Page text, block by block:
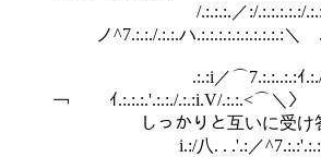
/.:.:.:.／:/.:.:.:.:.:/
ノ^7.:.:./.:.:.ハ
.:.:i／⌒7.:.:..:.:ｲ.:./
￢ ｲ.:.:.:.'.:.:./.:.:i.V/
しっかりと互いに受け答
i.:/八. . .'.:／